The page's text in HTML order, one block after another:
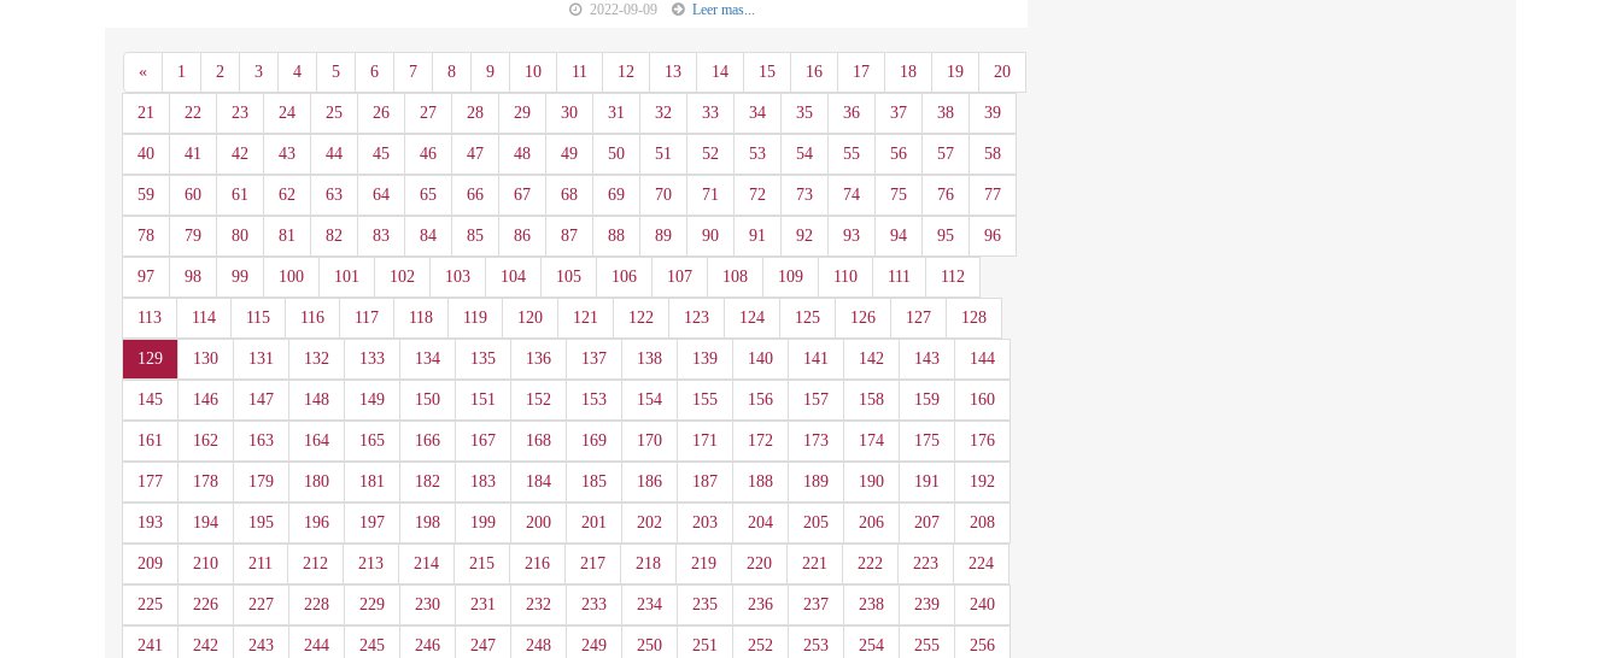
2022-09-09 Leer mas...
«Anterior
1 2 3 4 5 6 7 8 9 10 11 12 13 14 15 16 17 18 19 20
21 22 23 24 25 26 27 28 29 30 31 32 33 34 35 36 37 38 39
40 41 42 43 44 45 46 47 48 49 50 51 52 53 54 55 56 57 58
59 60 61 62 63 64 65 66 67 68 69 70 71 72 73 74 75 76 77
78 79 80 81 82 83 84 85 86 87 88 89 90 91 92 93 94 95 96
97 98 99 100 101 102 103 104 105 106 107 108 109 110 111 112
113 114 115 116 117 118 119 120 121 122 123 124 125 126 127 128
129 130 131 132 133 134 135 136 137 138 139 140 141 142 143 144
145 146 147 148 149 150 151 152 153 154 155 156 157 158 159 160
161 162 163 164 165 166 167 168 169 170 171 172 173 174 175 176
177 178 179 180 181 182 183 184 185 186 187 188 189 190 191 192
193 194 195 196 197 198 199 200 201 202 203 204 205 206 207 208
209 210 211 212 213 214 215 216 217 218 219 220 221 222 223 224
225 226 227 228 229 230 231 232 233 234 235 236 237 238 239 240
241 242 243 244 245 246 247 248 249 250 251 252 253 254 255 256